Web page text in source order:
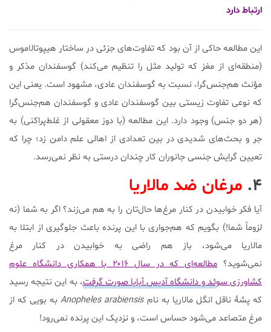
ارتباط دارد
این مطالعه حاکی از آن بود که تفاوت‌های جزئی در ساختار هیپوتالاموس
(منطقه‌ای از مغز که تولید مثل را تنظیم می‌کند) گوسفندان مذکر و
مؤنث هم‌جنس‌گرا، نسبت به گوسفندان عادی، مشهود است. یعنی این
که نوعی تفاوت زیستی بین گوسفندان عادی و گوسفندان هم‌جنس‌گرا
(هر دو جنس) وجود دارد. این مطالعه (با دوز معقولی از غلط‌پراکنی) به
جر و بحث‌های شدیدی در بین تعدادی از اهالی علم دامن زد؛ چرا که
تعیین گرایش جنسی جانوران کار چندان درستی به نظر نمی‌رسد.
۴. مرغان ضد مالاریا
آیا فکر خوابیدن در کنار مرغ‌ها حال‌تان را به هم می‌زند؟ اگر به شما (نه
لزوماً شما!) بگویم که هم‌جواری با این پرنده باعث جلوگیری از ابتلا به
مالاریا می‌شود، باز هم راضی به خوابیدن در کنار مرغ
نمی‌شوید؟
مطالعه‌ای که در سال ۲۰۱۶ با همکاری دانشگاه علوم
کشاورزی سوئد و دانشگاه آدیس آبابا صورت گرفت، به این نتیجه رسید
که پشۀ ناقل انگل مالاریا به نامAnopheles arabiensisبه بویی که از
مرغ متصاعد می‌شود حساس است، و نزدیک این پرنده نمی‌رود!